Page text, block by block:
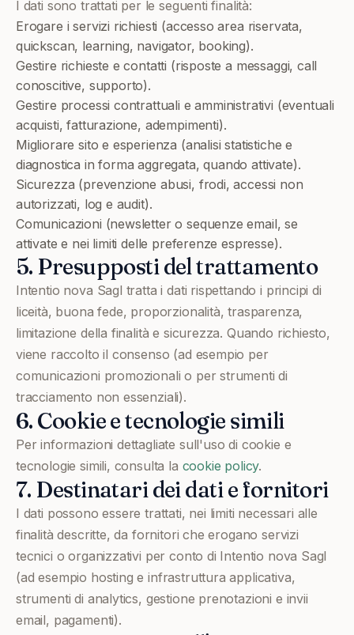
I dati sono trattati per le seguenti finalità:
Erogare i servizi richiesti (accesso area riservata,
quickscan, learning, navigator, booking).
Gestire richieste e contatti (risposte a messaggi, call
conoscitive, supporto).
Gestire processi contrattuali e amministrativi (eventuali
acquisti, fatturazione, adempimenti).
Migliorare sito e esperienza (analisi statistiche e
diagnostica in forma aggregata, quando attivate).
Sicurezza (prevenzione abusi, frodi, accessi non
autorizzati, log e audit).
Comunicazioni (newsletter o sequenze email, se
attivate e nei limiti delle preferenze espresse).
5. Presupposti del trattamento
Intentio nova Sagl tratta i dati rispettando i principi di
liceità, buona fede, proporzionalità, trasparenza,
limitazione della finalità e sicurezza. Quando richiesto,
viene raccolto il consenso (ad esempio per
comunicazioni promozionali o per strumenti di
tracciamento non essenziali).
6. Cookie e tecnologie simili
Per informazioni dettagliate sull'uso di cookie e
tecnologie simili, consulta la cookie policy.
7. Destinatari dei dati e fornitori
I dati possono essere trattati, nei limiti necessari alle
finalità descritte, da fornitori che erogano servizi
tecnici o organizzativi per conto di Intentio nova Sagl
(ad esempio hosting e infrastruttura applicativa,
strumenti di analytics, gestione prenotazioni e invii
email, pagamenti).